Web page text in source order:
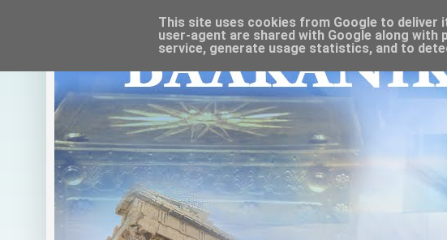
This site uses cookies from Google to deliver
user-agent are shared with Google along
service, generate usage statistics, and to